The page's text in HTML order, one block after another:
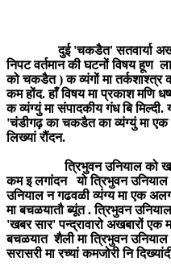
दुई 'चकडैत' सतवार्या
निपट वर्तमान की घटनों विषय हूण
को चकडैत ) क व्यंगों मा तर्कशाश्त्र
कम होंद. हाँ विषय मा प्रकाश मणि
क व्यंग्युं मा संपादकीय गंध बि मिल्दी.
'चंडीगढ़ का चकडैत का व्यंग्युं मा एक
लिख्यां रौंदन.
त्रिभुवन उनियाल को खबर
कम इ लगांदन यो त्रिभुवन
उनियाल न गढवळी व्यंग्य मा एक
मा बचळयातौ ब्यूंत . त्रिभुवन
'खबर सार' पन्द्रावारो अखबारों एक
बचळयात शैली मा त्रिभुवन
सरासरी मा रच्यां कमजोरी नि